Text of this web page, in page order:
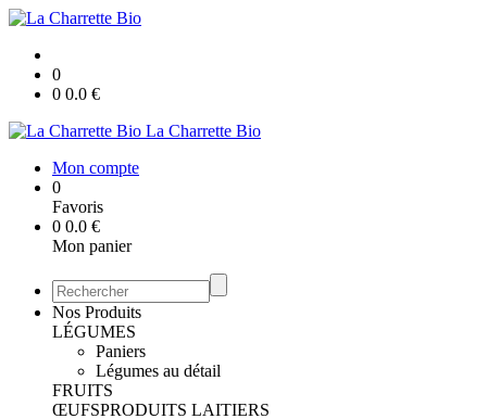
0
0 0.0 €
La Charrette Bio
Mon compte
0
Favoris
0 0.0 €
Mon panier
Nos Produits
LÉGUMES
Paniers
Légumes au détail
FRUITS
ŒUFSPRODUITS LAITIERS